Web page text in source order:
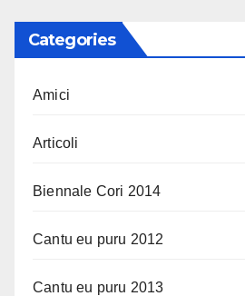
Categories
Amici
Articoli
Biennale Cori 2014
Cantu eu puru 2012
Cantu eu puru 2013